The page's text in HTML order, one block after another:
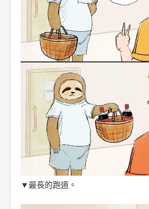
▼最長的跑道。